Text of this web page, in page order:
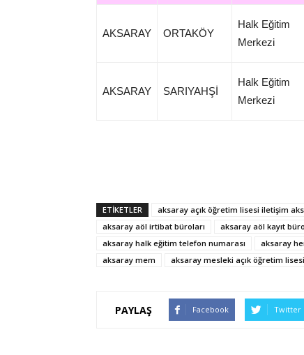
AKSARAY ORTAKÖY
Halk Eğitim
Merkezi
AKSARAY SARIYAHŞİ
Halk Eğitim
Merkezi
ETİKETLER aksaray açık öğretim lisesi iletişim
aksaray aöl irtibat büroları
aksaray aöl kayıt
aksaray halk eğitim telefon numarası
aksaray
aksaray mem
aksaray mesleki açık öğretim
PAYLAŞ Facebook Twitter